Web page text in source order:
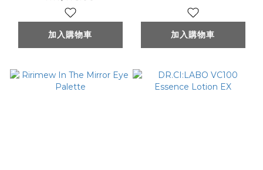
加入購物車 加入購物車